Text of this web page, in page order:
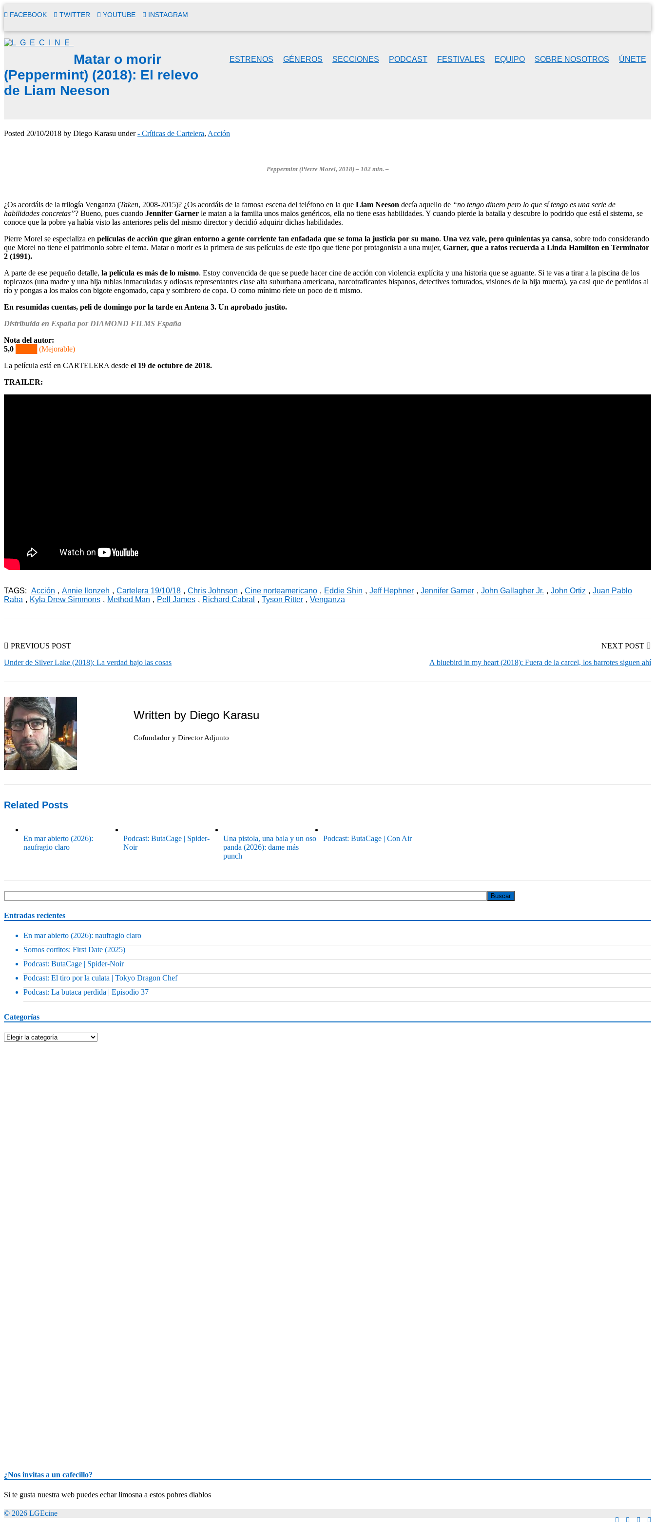
FACEBOOK TWITTER YOUTUBE INSTAGRAM
ESTRENOS GÉNEROS SECCIONES PODCAST FESTIVALES EQUIPO SOBRE NOSOTROS ÚNETE
Matar o morir
(Peppermint) (2018): El relevo
de Liam Neeson
Posted 20/10/2018 by Diego Karasu under- Críticas de Cartelera, Acción
Peppermint (Pierre Morel, 2018) – 102 min. –
¿Os acordáis de la trilogía Venganza (Taken, 2008-2015)? ¿Os acordáis de la famosa escena del teléfono en la que Liam Neeson decía aquello de “no tengo dinero pero lo que sí tengo es una serie de
habilidades concretas”? Bueno, pues cuando Jennifer Garner le matan a la familia unos malos genéricos, ella no tiene esas habilidades. Y cuando pierde la batalla y descubre lo podrido que está el sistema, se
conoce que la pobre ya había visto las anteriores pelis del mismo director y decidió adquirir dichas habilidades.
Pierre Morel se especializa en películas de acción que giran entorno a gente corriente tan enfadada que se toma la justicia por su mano. Una vez vale, pero quinientas ya cansa, sobre todo considerando
que Morel no tiene el patrimonio sobre el tema. Matar o morir es la primera de sus películas de este tipo que tiene por protagonista a una mujer, Garner, que a ratos recuerda a Linda Hamilton en Terminator
2 (1991).
A parte de ese pequeño detalle, la película es más de lo mismo. Estoy convencida de que se puede hacer cine de acción con violencia explícita y una historia que se aguante. Si te vas a tirar a la piscina de los
topicazos (una madre y una hija rubias inmaculadas y odiosas representantes clase alta suburbana americana, narcotraficantes hispanos, detectives torturados, visiones de la hija muerta), ya casi que de perdidos al
río y pongas a los malos con bigote engomado, capa y sombrero de copa. O como mínimo ríete un poco de ti mismo.
En resumidas cuentas, peli de domingo por la tarde en Antena 3. Un aprobado justito.
Distribuida en España por DIAMOND FILMS España
Nota del autor:
5,0
(Mejorable)
La película está en CARTELERA desde el 19 de octubre de 2018.
TRAILER:
TAGS: Acción , Annie Ilonzeh , Cartelera 19/10/18 , Chris Johnson , Cine norteamericano , Eddie Shin , Jeff Hephner , Jennifer Garner , John Gallagher Jr. , John Ortiz , Juan Pablo
Raba , Kyla Drew Simmons , Method Man , Pell James , Richard Cabral , Tyson Ritter , Venganza
PREVIOUS POST
Under de Silver Lake (2018): La verdad bajo las cosas
NEXT POST
A bluebird in my heart (2018): Fuera de la carcel, los barrotes siguen ahí
Written byDiego Karasu
Cofundador y Director Adjunto
Related Posts
En mar abierto (2026):
naufragio claro
Podcast: ButaCage | Spider-
Noir
Una pistola, una bala y un oso
panda (2026): dame más
punch
Podcast: ButaCage | Con Air
Entradas recientes
En mar abierto (2026): naufragio claro
Somos cortitos: First Date (2025)
Podcast: ButaCage | Spider-Noir
Podcast: El tiro por la culata | Tokyo Dragon Chef
Podcast: La butaca perdida | Episodio 37
Categorías
Categorías
¿Nos invitas a un cafecillo?
Si te gusta nuestra web puedes echar limosna a estos pobres diablos
© 2026 LGEcine